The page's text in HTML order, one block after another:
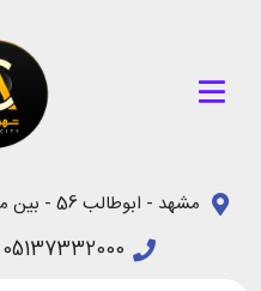
مشهد - ابوطالب 56 - بین محمدزاده17و19 - ساختمان دادآفرین
05137332000